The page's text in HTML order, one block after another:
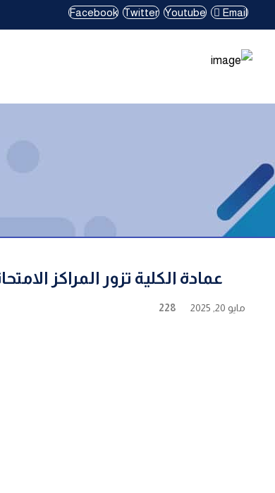
Facebook Twitter Youtube Email
عمادة الكلية تزور المراكز
مايو 20, 2025 228